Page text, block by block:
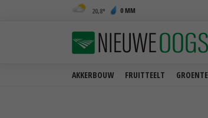
20,8 0 MM
AKKERBOUW FRUITTEELT